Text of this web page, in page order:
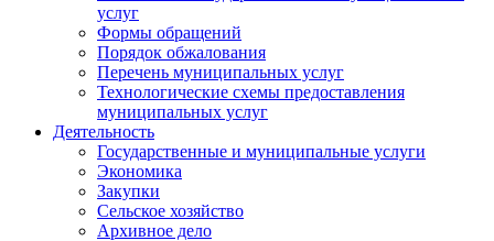
услуг
Формы обращений
Порядок обжалования
Перечень муниципальных услуг
Технологические схемы предоставления
муниципальных услуг
Деятельность
Государственные и муниципальные услуги
Экономика
Закупки
Сельское хозяйство
Архивное дело